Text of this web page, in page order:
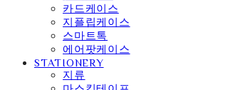
카드케이스
지플립케이스
스마트톡
에어팟케이스
STATIONERY
지류